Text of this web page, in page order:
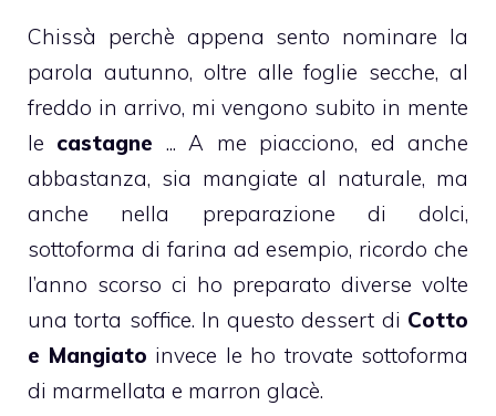
Chissà perchè appena sento nominare la
parola autunno, oltre alle foglie secche, al
freddo in arrivo, mi vengono subito in mente
le castagne ... A me piacciono, ed anche
abbastanza, sia mangiate al naturale, ma
anche nella preparazione di dolci,
sottoforma di farina ad esempio, ricordo che
l’anno scorso ci ho preparato diverse volte
una torta soffice. In questo dessert di Cotto
e Mangiato invece le ho trovate sottoforma
di marmellata e marron glacè.